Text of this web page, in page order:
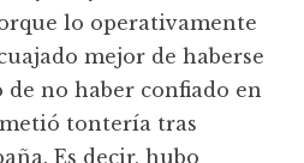
lo operativamente
mejor de haberse
de no haber confiado en
tontería tras
Es decir, hubo